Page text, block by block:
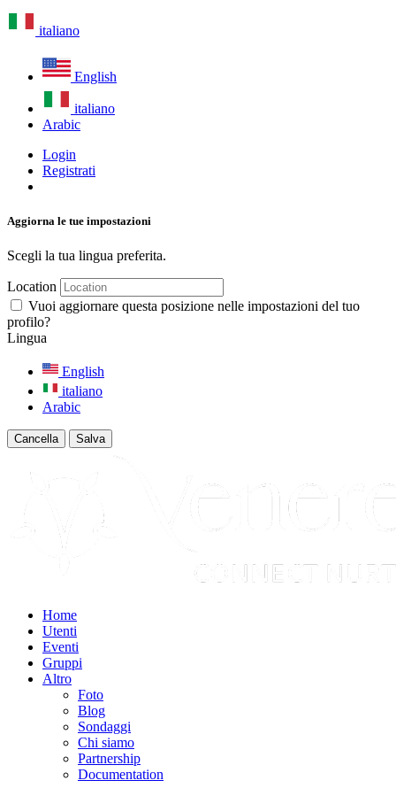
italiano
English
italiano
Arabic
Login
Registrati
Aggiorna le tue impostazioni
Scegli la tua lingua preferita.
Location
Vuoi aggiornare questa posizione nelle impostazioni del tuo
profilo?
Lingua
English
italiano
Arabic
Cancella Salva
Home
Utenti
Eventi
Gruppi
Altro
Foto
Blog
Sondaggi
Chi siamo
Partnership
Documentation